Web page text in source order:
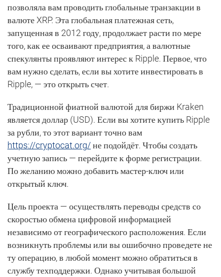
позволяла вам проводить глобальные транзакции в
валюте XRP. Эта глобальная платежная сеть,
запущенная в 2012 году, продолжает расти по мере
того, как ее осваивают предприятия, а валютные
спекулянты проявляют интерес к Ripple. Первое, что
вам нужно сделать, если вы хотите инвестировать в
Ripple, — это открыть счет.
Традиционной фиатной валютой для биржи Kraken
является доллар (USD). Если вы хотите купить Ripple
за рубли, то этот вариант точно вам
https://cryptocat.org/не подойдёт. Чтобы создать
учетную запись — перейдите к форме регистрации.
По желанию можно добавить мастер-ключ или
открытый ключ.
Цель проекта — осуществлять переводы средств со
скоростью обмена цифровой информацией
независимо от географического расположения. Если
возникнуть проблемы или вы ошибочно проведете не
ту операцию, в любой момент можно обратиться в
службу техподдержки. Однако учитывая большой